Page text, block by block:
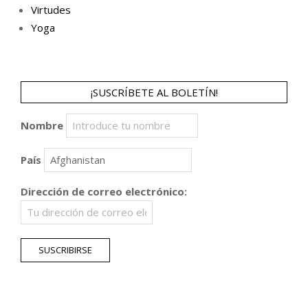
Virtudes
Yoga
¡SUSCRÍBETE AL BOLETÍN!
Nombre
País
Dirección de correo electrónico: